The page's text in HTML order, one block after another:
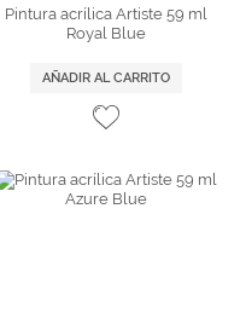
Pintura acrílica Artiste 59 ml
Royal Blue
AÑADIR AL CARRITO